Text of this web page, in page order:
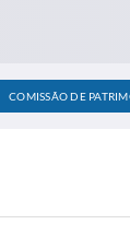
COMISSÃO DE